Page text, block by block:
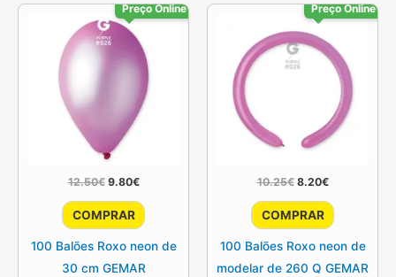
Preço Online
12.50€ O
original
era:
9.80€O
atual
é:
COMPRAR
100 Balões Roxo neon de
30 cm GEMAR
Preço Online
10.25€ O
original
era:
8.20€O
atual
é:
COMPRAR
100 Balões Roxo neon de
modelar de 260 Q GEMAR